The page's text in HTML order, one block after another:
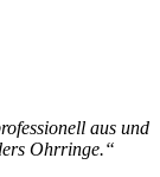
aus und
Ohrringe.“